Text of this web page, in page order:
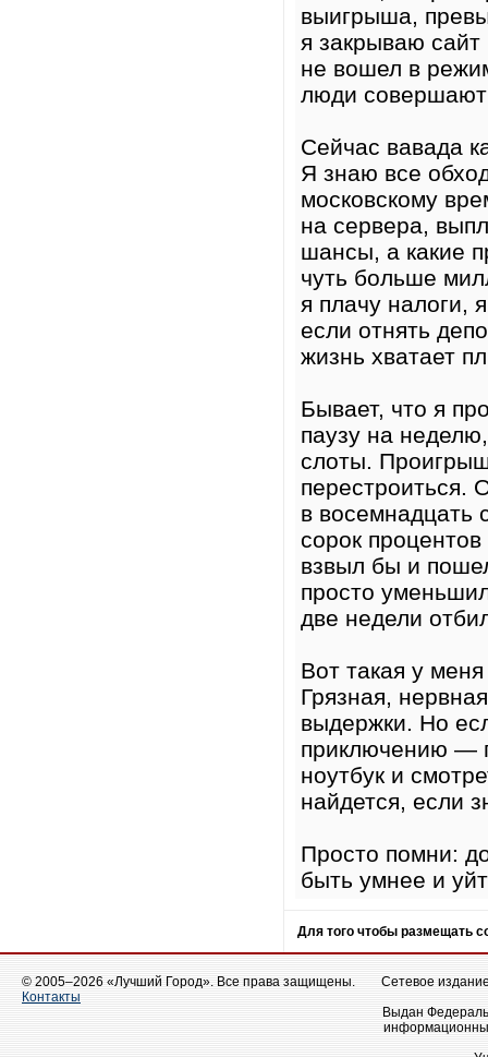
выигрыша,
я закрываю
не вошел в
люди
Сейчас вавада
Я знаю все
московскому
на сервера,
шансы, а какие
чуть больше
я плачу налоги,
если отнять
жизнь хватает
Бывает, что я
паузу на
слоты.
перестроиться.
в восемнадцать
сорок
взвыл бы и
просто
две недели
Вот такая у
Грязная,
выдержки. Но
приключению —
ноутбук и
найдется, если
Просто помни:
быть умнее и
Для того чтобы размещать
© 2005–2026 «Лучший Город». Все права защищены.
Контакты
Сетевое
Выдан